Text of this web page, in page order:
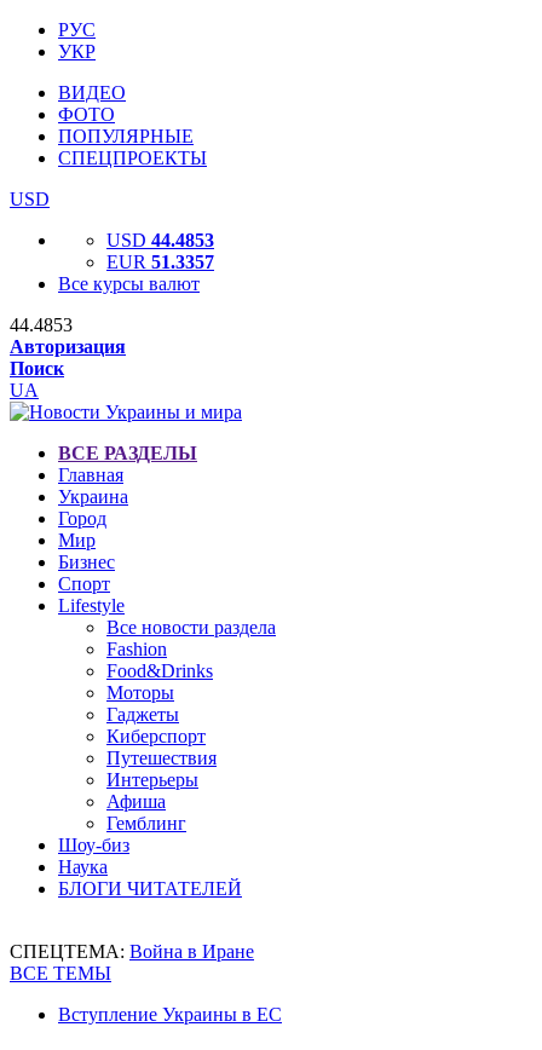
РУС
УКР
ВИДЕО
ФОТО
ПОПУЛЯРНЫЕ
СПЕЦПРОЕКТЫ
USD
USD 44.4853
EUR 51.3357
Все курсы валют
44.4853
Авторизация
Поиск
UA
ВСЕ РАЗДЕЛЫ
Главная
Украина
Город
Мир
Бизнес
Спорт
Lifestyle
Все новости раздела
Fashion
Food&Drinks
Моторы
Гаджеты
Киберспорт
Путешествия
Интерьеры
Афиша
Гемблинг
Шоу-биз
Наука
БЛОГИ ЧИТАТЕЛЕЙ
СПЕЦТЕМА: Война в Иране
ВСЕ ТЕМЫ
Вступление Украины в ЕС